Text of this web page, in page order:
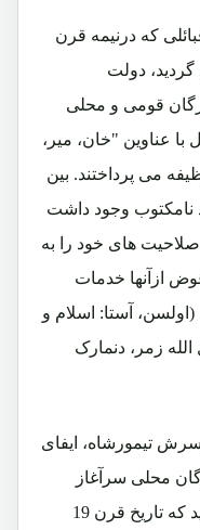
که درنیمه قرن
گردید، دولت
قومی و محلی
عناوین "خان، میر،
می پرداختند. بین
نامکتوب وجود داشت
های خود را به
ازآنها خدمات
آستا: اسلام و
زمر، دنمارک
تیمورشاه، ایفای
محلی سرآغاز
بعضی برخوردها و کشمکش ها گردید که تاریخ قرن 19